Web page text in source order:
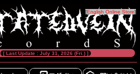
[English Online Store]
[ Last Update : July 31, 2026 (Fri.) ]